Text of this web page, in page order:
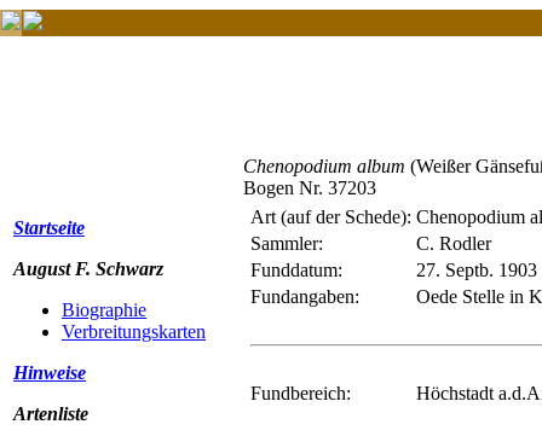
Startseite
August F. Schwarz
Biographie
Verbreitungskarten
Hinweise
Artenliste
Chenopodium album (Weißer
Bogen Nr. 37203
Art (auf der Schede): Chenopodium
Sammler:
C. Rodler
Funddatum:
27. Septb. 1903
Fundangaben:
Oede Stelle in
Fundbereich: Höchstadt